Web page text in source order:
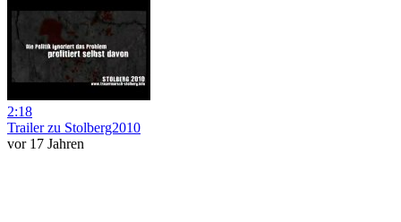
2:18
Trailer zu Stolberg2010
vor 17 Jahren